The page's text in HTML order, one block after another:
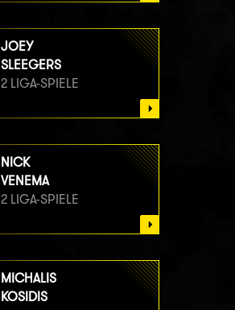
JOEY
SLEEGERS
2 LIGA-SPIELE
NICK
VENEMA
2 LIGA-SPIELE
MICHALIS
KOSIDIS